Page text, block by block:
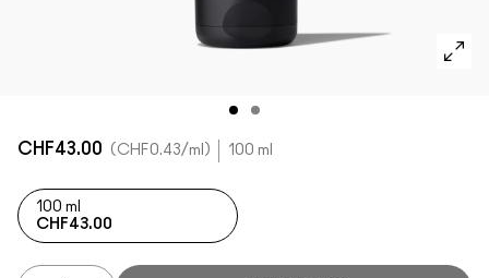
CHF43.00 CHF0.43/ml 100 ml
100 ml
CHF43.00